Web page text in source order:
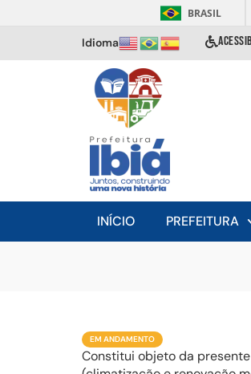
BRASIL
Idioma
INÍCIO PREFEITURA
EM ANDAMENTO
Constitui objeto da